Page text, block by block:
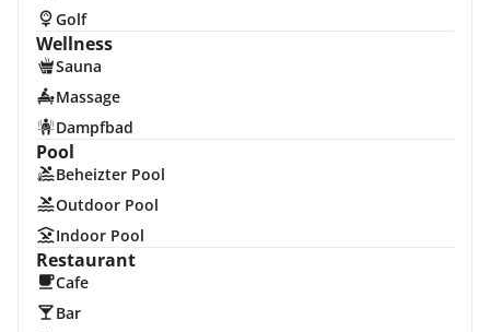
Golf
Wellness
Sauna
Massage
Dampfbad
Pool
Beheizter Pool
Outdoor Pool
Indoor Pool
Restaurant
Cafe
Bar